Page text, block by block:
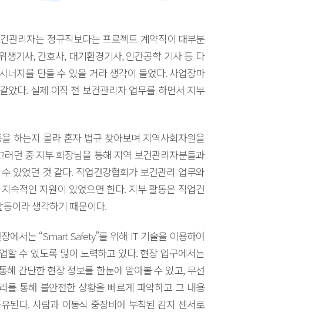
관리자는 정규직보다는 프로젝트 계약직이 대부분
기사, 간호사, 대기환경기사, 인간공학 기사 등 다
너지를 만들 수 있을 거라 생각이 들었다. 사업장마
았다. 실제 이직 전 보건관리자 업무를 하면서 지부
하는지 몰라 혼자 법규 찾아보며 지역사회자원을
던 중 지부 회장님을 통해 지역 보건관리자분들과
있었던 것 같다. 직업건강협회가 보건관리 업무와
속적인 지원이 있었으면 한다. 지부 활동은 직업건
이라 생각하기 때문이다.
에서는 “Smart Safety”를 위해 IT 기술을 이용하여
할 수 있도록 많이 노력하고 있다. 현장 입구에서는
해 간단한 현장 정보를 한눈에 알아볼 수 있고, 무선
를 통해 불안전한 상황을 빠르게 파악하고 그 내용
된다. 사람과 이동식 중장비에 부착된 감지 센서로